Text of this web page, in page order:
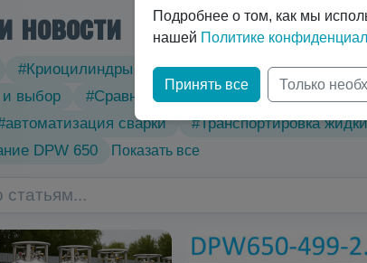
новости
#Криоцилиндры #Технические
и выбор
#Сравнение технологий #Газовый
сварки #Транспортировка
DPW 650
Показать все
Подробнее о том, как мы
нашей Политике
Принять все Только